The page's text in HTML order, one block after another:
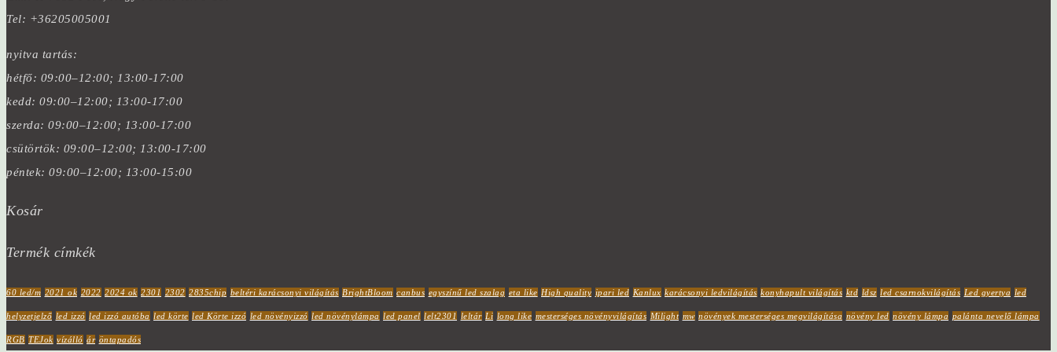
Tel: +36205005001
nyitva tartás:
hétfő: 09:00–12:00; 13:00-17:00
kedd: 09:00–12:00; 13:00-17:00
szerda: 09:00–12:00; 13:00-17:00
csütörtök: 09:00–12:00; 13:00-17:00
péntek: 09:00–12:00; 13:00-15:00
Kosár
Termék címkék
60 led/m 2021 ok 2022 2024 ok 2301 2302 2835chip beltéri karácsonyi világítás BrightBloom canbus egyszínű led szalag eta like High quality ipari led Kanlux karácsonyi ledvilágítás konyhapult világítás ktd ldsz led csarnokvilágítás Led gyertya led
helyzetjelző led izzó led izzó autóba led körte led Körte izzó led növényizzó led növénylámpa led panel lelt2301 leltár Li long like mesterséges növényvilágítás Milight mw növények mesterséges megvilágítása növény led növény lámpa palánta nevelő lámpa
RGB TEJok vízálló ár öntapadós